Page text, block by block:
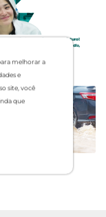
melhorar a
e
site, você
que